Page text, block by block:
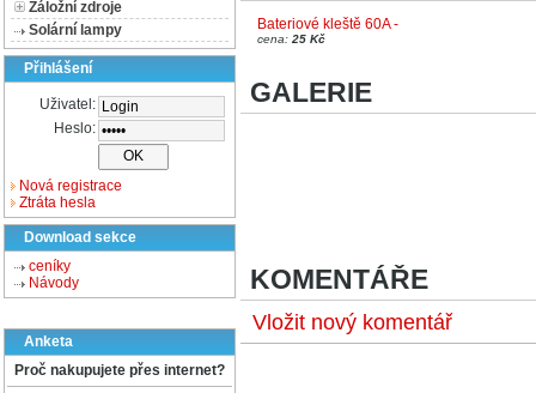
Záložní zdroje
Solární lampy
Přihlášení
Uživatel:
Heslo:
Nová registrace
Ztráta hesla
Download sekce
ceníky
Návody
Anketa
Proč nakupujete přes internet?
Bateriové kleště 60A -
cena: 25 Kč
GALERIE
KOMENTÁŘE
Vložit nový komentář